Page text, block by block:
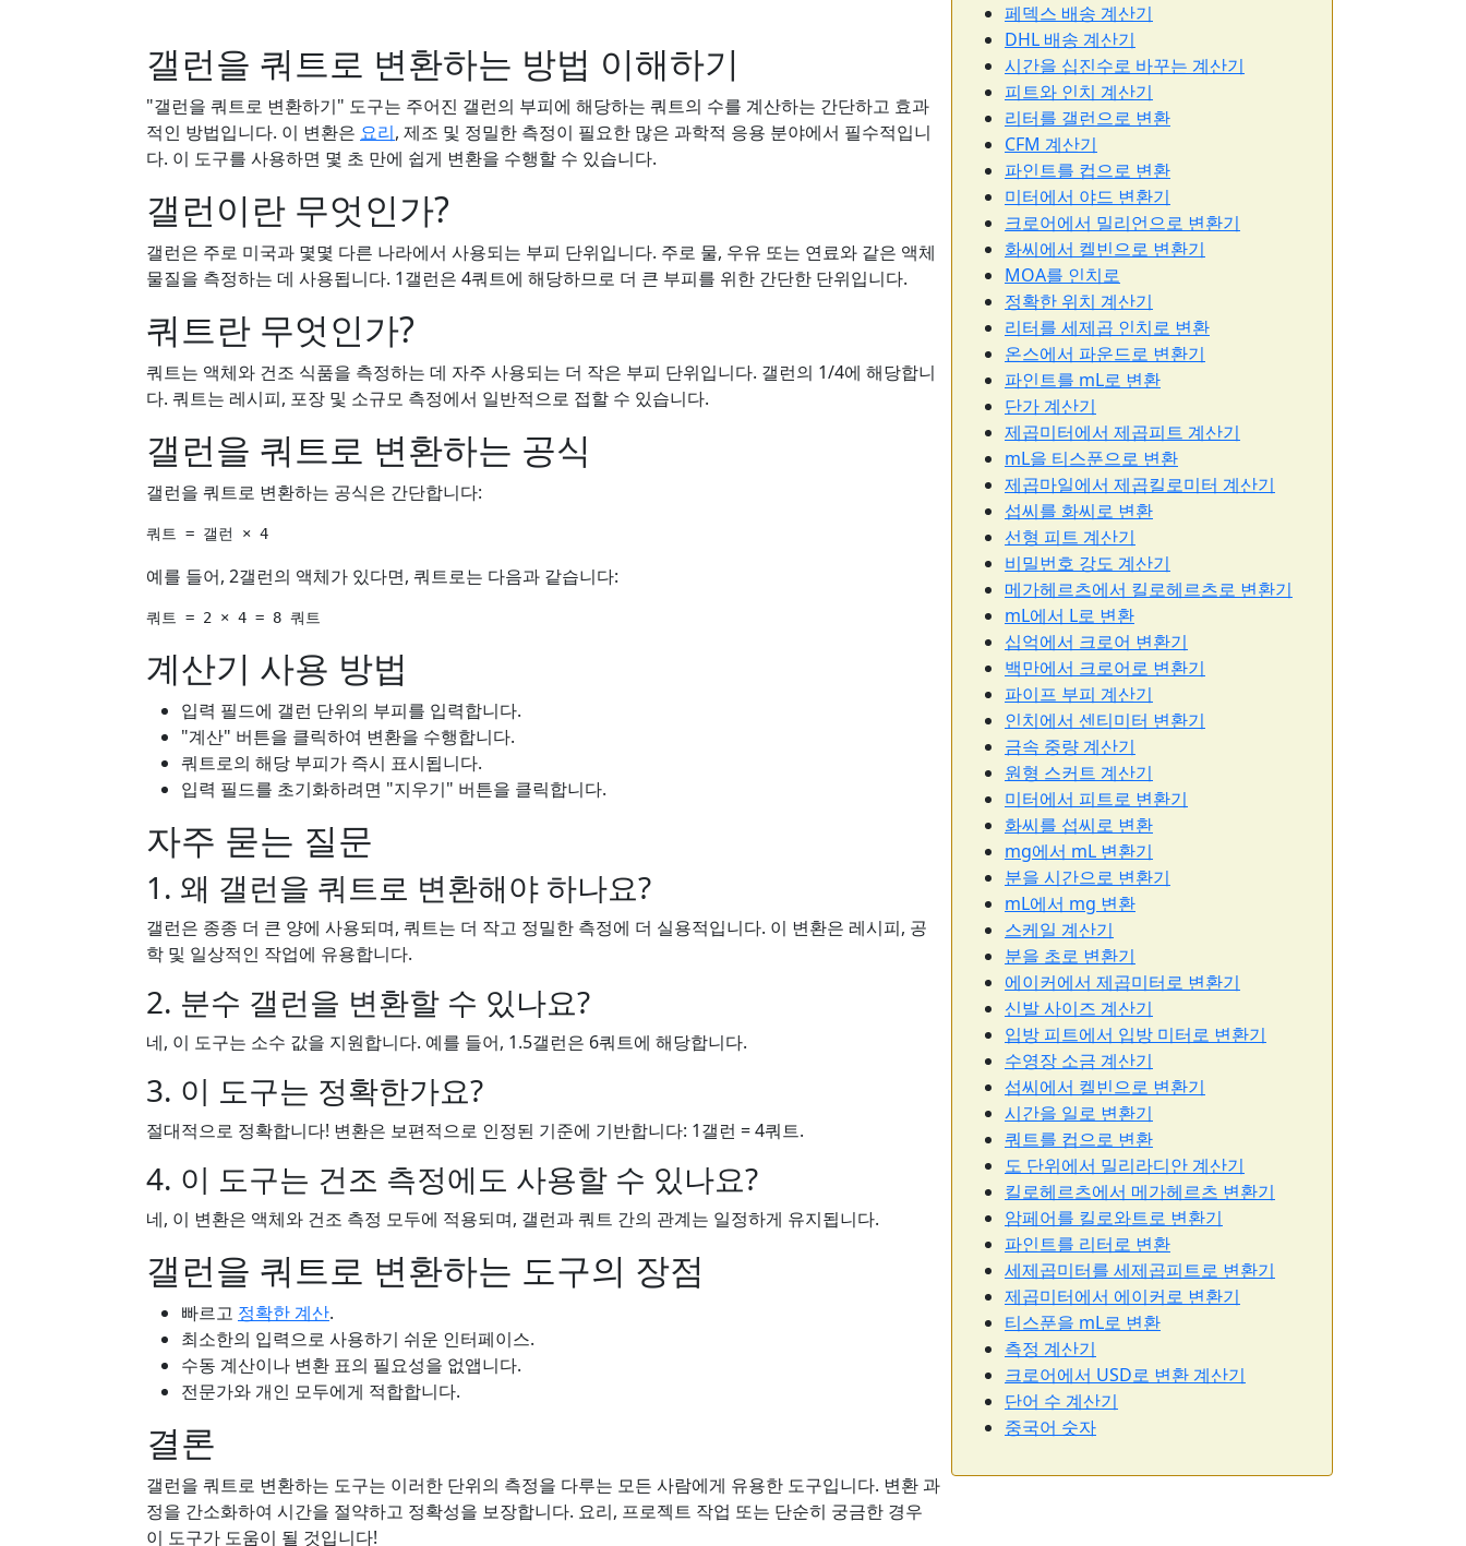
갤런을 쿼트로 변환하는 방법 이해하기
"갤런을 쿼트로 변환하기" 도구는 주어진 갤런의 부피에 해당하는 쿼트의 수를 계산하는 간단하고 효과
적인 방법입니다. 이 변환은 요리, 제조 및 정밀한 측정이 필요한 많은 과학적 응용 분야에서 필수적입니
다. 이 도구를 사용하면 몇 초 만에 쉽게 변환을 수행할 수 있습니다.
갤런이란 무엇인가?
갤런은 주로 미국과 몇몇 다른 나라에서 사용되는 부피 단위입니다. 주로 물, 우유 또는 연료와 같은 액체
물질을 측정하는 데 사용됩니다. 1갤런은 4쿼트에 해당하므로 더 큰 부피를 위한 간단한 단위입니다.
쿼트란 무엇인가?
쿼트는 액체와 건조 식품을 측정하는 데 자주 사용되는 더 작은 부피 단위입니다. 갤런의 1/4에 해당합니
다. 쿼트는 레시피, 포장 및 소규모 측정에서 일반적으로 접할 수 있습니다.
갤런을 쿼트로 변환하는 공식
갤런을 쿼트로 변환하는 공식은 간단합니다:
쿼트 = 갤런 × 4
예를 들어, 2갤런의 액체가 있다면, 쿼트로는 다음과 같습니다:
쿼트 = 2 × 4 = 8 쿼트
계산기 사용 방법
입력 필드에 갤런 단위의 부피를 입력합니다.
"계산" 버튼을 클릭하여 변환을 수행합니다.
쿼트로의 해당 부피가 즉시 표시됩니다.
입력 필드를 초기화하려면 "지우기" 버튼을 클릭합니다.
자주 묻는 질문
1. 왜 갤런을 쿼트로 변환해야 하나요?
갤런은 종종 더 큰 양에 사용되며, 쿼트는 더 작고 정밀한 측정에 더 실용적입니다. 이 변환은 레시피, 공
학 및 일상적인 작업에 유용합니다.
2. 분수 갤런을 변환할 수 있나요?
네, 이 도구는 소수 값을 지원합니다. 예를 들어, 1.5갤런은 6쿼트에 해당합니다.
3. 이 도구는 정확한가요?
절대적으로 정확합니다! 변환은 보편적으로 인정된 기준에 기반합니다: 1갤런 = 4쿼트.
4. 이 도구는 건조 측정에도 사용할 수 있나요?
네, 이 변환은 액체와 건조 측정 모두에 적용되며, 갤런과 쿼트 간의 관계는 일정하게 유지됩니다.
갤런을 쿼트로 변환하는 도구의 장점
빠르고 정확한 계산.
최소한의 입력으로 사용하기 쉬운 인터페이스.
수동 계산이나 변환 표의 필요성을 없앱니다.
전문가와 개인 모두에게 적합합니다.
결론
갤런을 쿼트로 변환하는 도구는 이러한 단위의 측정을 다루는 모든 사람에게 유용한 도구입니다. 변환 과
정을 간소화하여 시간을 절약하고 정확성을 보장합니다. 요리, 프로젝트 작업 또는 단순히 궁금한 경우
이 도구가 도움이 될 것입니다!
페덱스 배송 계산기
DHL 배송 계산기
시간을 십진수로 바꾸는 계산기
피트와 인치 계산기
리터를 갤런으로 변환
CFM 계산기
파인트를 컵으로 변환
미터에서 야드 변환기
크로어에서 밀리언으로 변환기
화씨에서 켈빈으로 변환기
MOA를 인치로
정확한 위치 계산기
리터를 세제곱 인치로 변환
온스에서 파운드로 변환기
파인트를 mL로 변환
단가 계산기
제곱미터에서 제곱피트 계산기
mL을 티스푼으로 변환
제곱마일에서 제곱킬로미터 계산기
섭씨를 화씨로 변환
선형 피트 계산기
비밀번호 강도 계산기
메가헤르츠에서 킬로헤르츠로 변환기
mL에서 L로 변환
십억에서 크로어 변환기
백만에서 크로어로 변환기
파이프 부피 계산기
인치에서 센티미터 변환기
금속 중량 계산기
원형 스커트 계산기
미터에서 피트로 변환기
화씨를 섭씨로 변환
mg에서 mL 변환기
분을 시간으로 변환기
mL에서 mg 변환
스케일 계산기
분을 초로 변환기
에이커에서 제곱미터로 변환기
신발 사이즈 계산기
입방 피트에서 입방 미터로 변환기
수영장 소금 계산기
섭씨에서 켈빈으로 변환기
시간을 일로 변환기
쿼트를 컵으로 변환
도 단위에서 밀리라디안 계산기
킬로헤르츠에서 메가헤르츠 변환기
암페어를 킬로와트로 변환기
파인트를 리터로 변환
세제곱미터를 세제곱피트로 변환기
제곱미터에서 에이커로 변환기
티스푼을 mL로 변환
측정 계산기
크로어에서 USD로 변환 계산기
단어 수 계산기
중국어 숫자